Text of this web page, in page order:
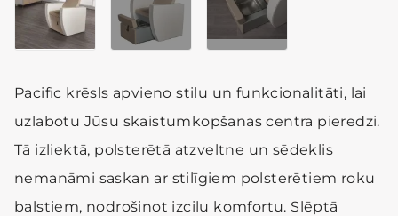
Pacific krēsls apvieno stilu un funkcionalitāti, lai
uzlabotu Jūsu skaistumkopšanas centra pieredzi.
Tā izliektā, polsterētā atzveltne un sēdeklis
nemanāmi saskan ar stilīgiem polsterētiem roku
balstiem, nodrošinot izcilu komfortu. Slēptā